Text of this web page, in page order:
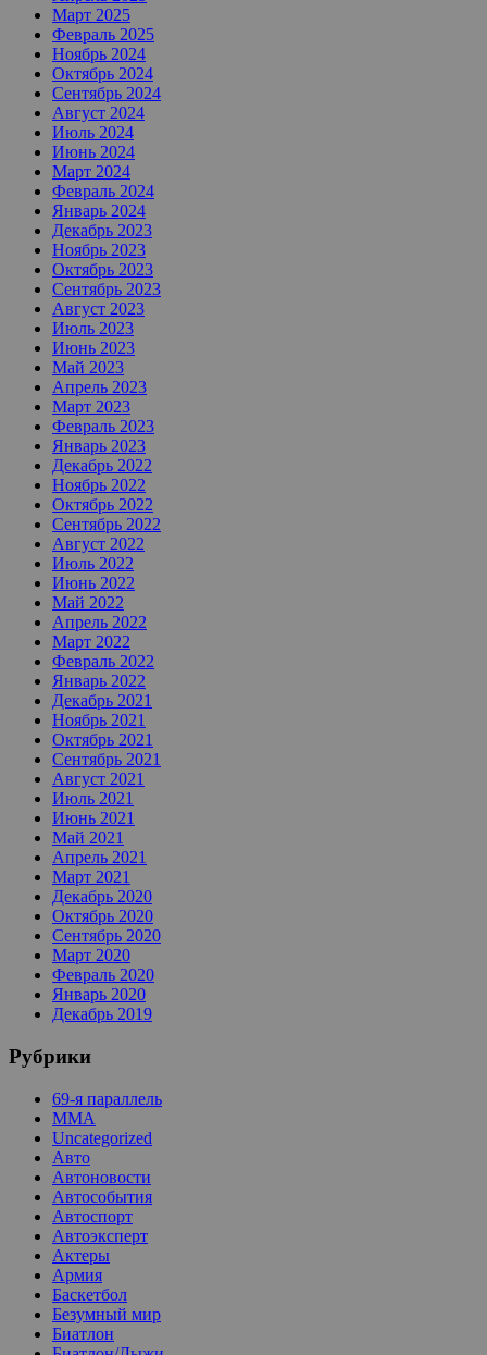
Март 2025
Февраль 2025
Ноябрь 2024
Октябрь 2024
Сентябрь 2024
Август 2024
Июль 2024
Июнь 2024
Март 2024
Февраль 2024
Январь 2024
Декабрь 2023
Ноябрь 2023
Октябрь 2023
Сентябрь 2023
Август 2023
Июль 2023
Июнь 2023
Май 2023
Апрель 2023
Март 2023
Февраль 2023
Январь 2023
Декабрь 2022
Ноябрь 2022
Октябрь 2022
Сентябрь 2022
Август 2022
Июль 2022
Июнь 2022
Май 2022
Апрель 2022
Март 2022
Февраль 2022
Январь 2022
Декабрь 2021
Ноябрь 2021
Октябрь 2021
Сентябрь 2021
Август 2021
Июль 2021
Июнь 2021
Май 2021
Апрель 2021
Март 2021
Декабрь 2020
Октябрь 2020
Сентябрь 2020
Март 2020
Февраль 2020
Январь 2020
Декабрь 2019
Рубрики
69-я параллель
MMA
Uncategorized
Авто
Автоновости
Автособытия
Автоспорт
Автоэксперт
Актеры
Армия
Баскетбол
Безумный мир
Биатлон